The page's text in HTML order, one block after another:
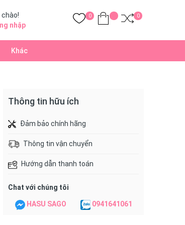
chào!
nhập
0 0
Khác
Thông tin hữu ích
Đảm bảo chính hãng
Thông tin vận chuyển
Hướng dẫn thanh toán
Chat với chúng tôi
HASU SAGO 0941641061